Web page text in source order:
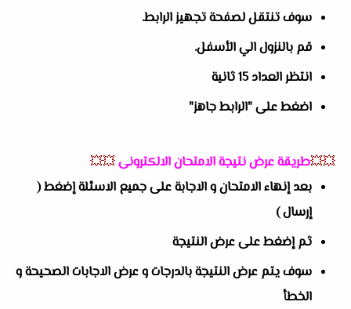
سوف تنتقل لصفحة تجهيز الرابط.
قم بالنزول الي الأسفل.
انتظر العداد 15 ثانية
اضغط على "الرابط جاهز"
💥💥طريقة عرض نتيجة الامتحان الالكترونى💥💥
بعد إنهاء الامتحان و الاجابة على جميع الاسئلة إضغط (
إرسال )
ثم إضغط على عرض النتيجة
سوف يتم عرض النتيجة بالدرجات و عرض الاجابات الصحيحة و
الخطأ